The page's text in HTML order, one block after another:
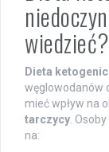
wiedzieć?
Dieta
węglowodanów
mieć wpływ na
tarczycy.
na: